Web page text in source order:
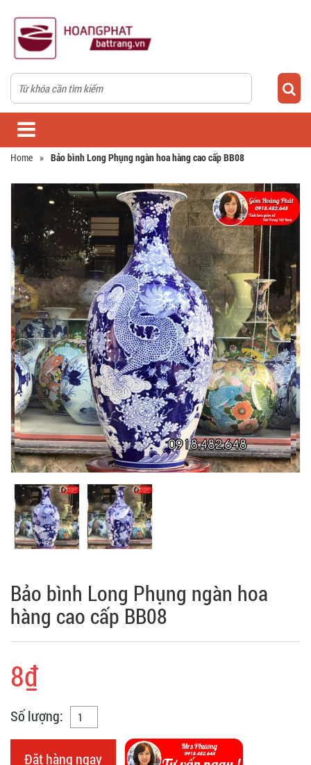
Home » Bảo bình Long Phụng ngàn hoa hàng cao cấp BB08
Bảo bình Long Phụng ngàn hoa
hàng cao cấp BB08
8₫
Số lượng:
Đặt hàng ngay